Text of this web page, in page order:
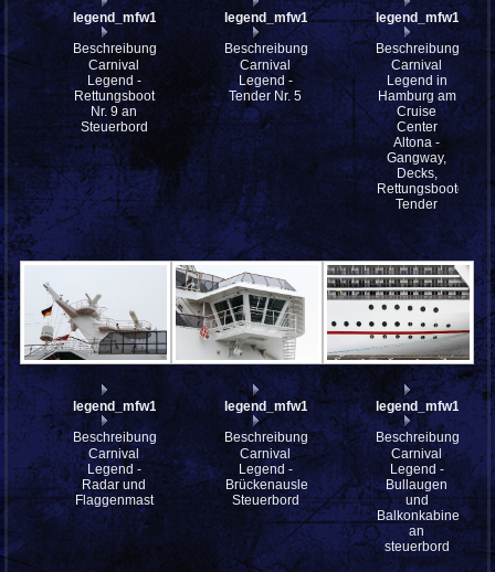
legend_mfw13__029974
Beschreibung:
Carnival
Legend -
Rettungsboot
Nr. 9 an
Steuerbord
legend_mfw13__029973
Beschreibung:
Carnival
Legend -
Tender Nr. 5
Beschreibung:
Carnival
Legend in
Hamburg am
Cruise
Center
Altona -
Gangway,
Decks,
Rettungsboote,
Tender
legend_mfw13__029964
Beschreibung:
Carnival
Legend -
Radar und
Flaggenmast
legend_mfw13__029958
Beschreibung:
Carnival
Legend -
Brückenausleger
Steuerbord
Beschreibung:
Carnival
Legend -
Bullaugen
und
Balkonkabinen
an
steuerbord